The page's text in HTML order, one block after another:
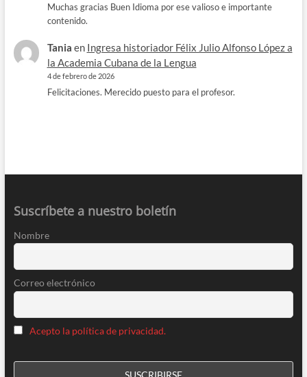
Muchas gracias Buen Idioma por ese valioso e importante
contenido.
Tania en Ingresa historiador Félix Julio Alfonso López a
la Academia Cubana de la Lengua
4 de febrero de 2026
Felicitaciones. Merecido puesto para el profesor.
Suscríbete a nuestro boletín
Nombre
Correo electrónico
Acepto la política de privacidad.